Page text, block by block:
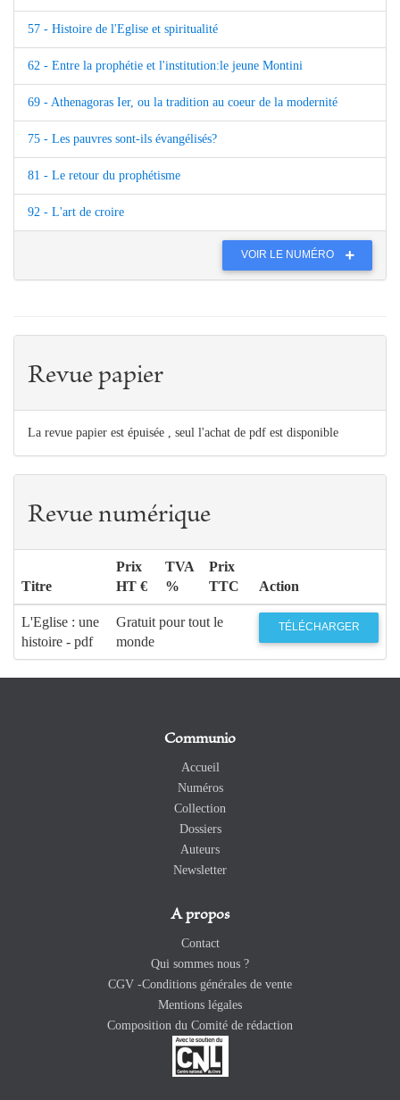
57 - Histoire de l'Eglise et spiritualité
62 - Entre la prophétie et l'institution:le jeune Montini
69 - Athenagoras Ier, ou la tradition au coeur de la modernité
75 - Les pauvres sont-ils évangélisés?
81 - Le retour du prophétisme
92 - L'art de croire
VOIR LE NUMÉRO
Revue papier
La revue papier est épuisée , seul l'achat de pdf est disponible
Revue numérique
Titre
Prix
HT €
TVA
%
Prix
TTC
Action
L'Eglise : une
histoire - pdf
Gratuit pour tout le
monde
TÉLÉCHARGER
Communio
Accueil
Numéros
Collection
Dossiers
Auteurs
Newsletter
A propos
Contact
Qui sommes nous ?
CGV -Conditions générales de vente
Mentions légales
Composition du Comité de rédaction